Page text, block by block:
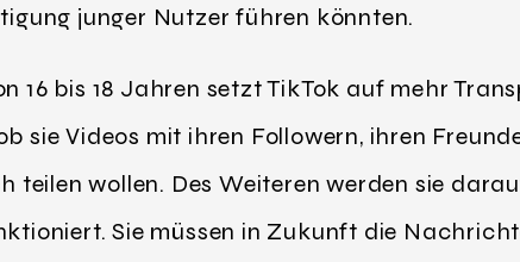
junger Nutzer führen könnten.
16 bis 18 Jahren setzt TikTok auf mehr
sie Videos mit ihren Followern, ihren
teilen wollen. Des Weiteren werden sie
Sie müssen in Zukunft die